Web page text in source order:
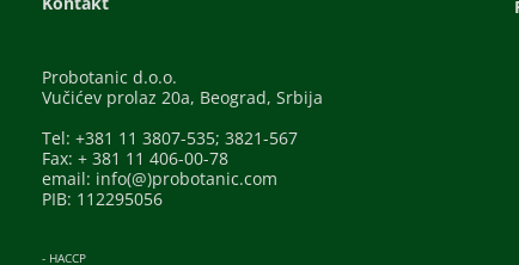
Probotanic d.o.o.
Vučićev prolaz 20a, Beograd, Srbija
Tel: +381 11 3807-535; 3821-567
Fax: + 381 11 406-00-78
email: info(@)probotanic.com
PIB: 112295056
- HACCP